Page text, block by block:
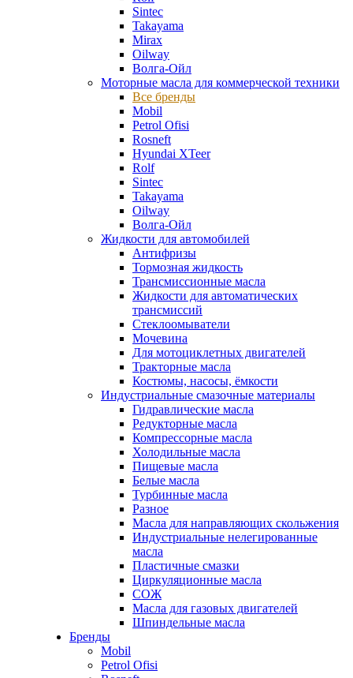
Sintec
Takayama
Mirax
Oilway
Волга-Ойл
Моторные масла для коммерческой техники
Все бренды
Mobil
Petrol Ofisi
Rosneft
Hyundai XTeer
Rolf
Sintec
Takayama
Oilway
Волга-Ойл
Жидкости для автомобилей
Антифризы
Тормозная жидкость
Трансмиссионные масла
Жидкости для автоматических
трансмиссий
Стеклоомыватели
Мочевина
Для мотоциклетных двигателей
Тракторные масла
Костюмы, насосы, ёмкости
Индустриальные смазочные материалы
Гидравлические масла
Редукторные масла
Компрессорные масла
Холодильные масла
Пищевые масла
Белые масла
Турбинные масла
Разное
Масла для направляющих скольжения
Индустриальные нелегированные
масла
Пластичные смазки
Циркуляционные масла
СОЖ
Масла для газовых двигателей
Шпиндельные масла
Бренды
Mobil
Petrol Ofisi